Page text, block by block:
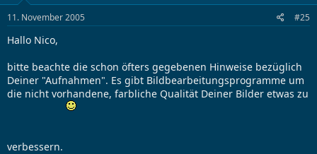
11. November 2005 #25
Hallo Nico,
bitte beachte die schon öfters gegebenen Hinweise bezüglich
Deiner "Aufnahmen". Es gibt Bildbearbeitungsprogramme um
die nicht vorhandene, farbliche Qualität Deiner Bilder etwas zu
verbessern.